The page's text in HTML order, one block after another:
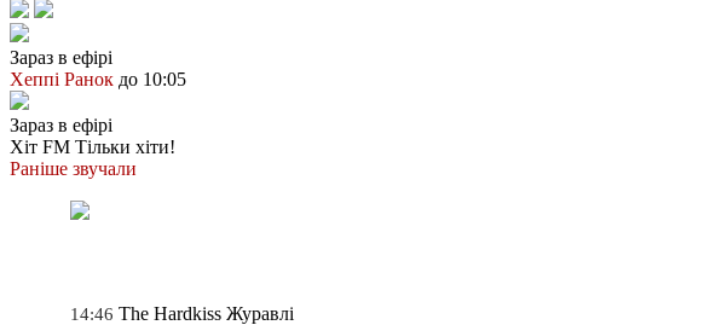
Зараз в ефірі
Хеппі Ранок до 10:05
Зараз в ефірі
Хіт FM Тільки хіти!
Раніше звучали
14:46 The Hardkiss Журавлі